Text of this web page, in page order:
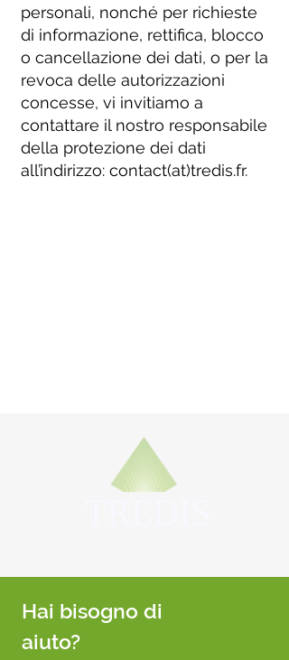
personali, nonché per richieste
di informazione, rettifica, blocco
o cancellazione dei dati, o per la
revoca delle autorizzazioni
concesse, vi invitiamo a
contattare il nostro responsabile
della protezione dei dati
all’indirizzo: contact(at)tredis.fr.
Hai bisogno di
aiuto?